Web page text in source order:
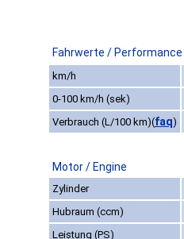
Fahrwerte / Performance
km/h
0-100 km/h (sek)
Verbrauch (L/100 km)(faq)
Motor / Engine
Zylinder
Hubraum (ccm)
Leistung (PS)